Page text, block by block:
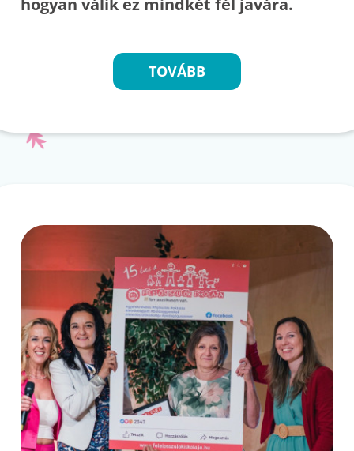
hogyan válik ez mindkét fél javára.
TOVÁBB